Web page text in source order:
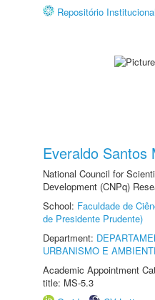
Repositório
Everaldo Santos
National Council for
Development (CNPq)
School: Faculdade de
de Presidente Prudente)
Department:
URBANISMO E
Academic Appointment
title: MS-5.3